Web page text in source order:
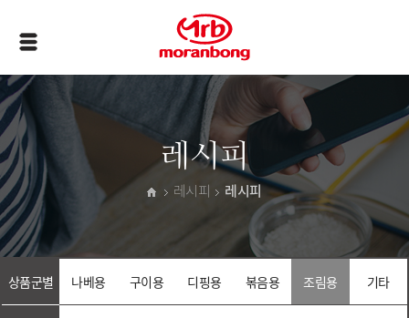
레시피
레시피 레시피
상품군별 나베용 구이용 디핑용 볶음용 조림용 기타